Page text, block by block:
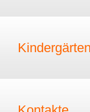
Kindergärten